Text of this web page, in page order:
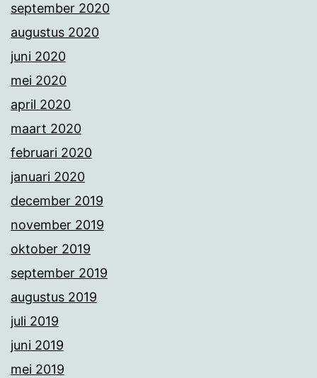
september 2020
augustus 2020
juni 2020
mei 2020
april 2020
maart 2020
februari 2020
januari 2020
december 2019
november 2019
oktober 2019
september 2019
augustus 2019
juli 2019
juni 2019
mei 2019